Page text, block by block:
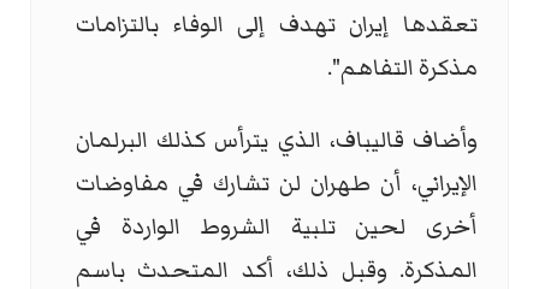
تعقدها إيران تهدف إلى الوفاء بالتزامات
مذكرة التفاهم".
وأضاف قاليباف، الذي يترأس كذلك البرلمان
الإيراني، أن طهران لن تشارك في مفاوضات
أخرى لحين تلبية الشروط الواردة في
المذكرة. وقبل ذلك، أكد المتحدث باسم